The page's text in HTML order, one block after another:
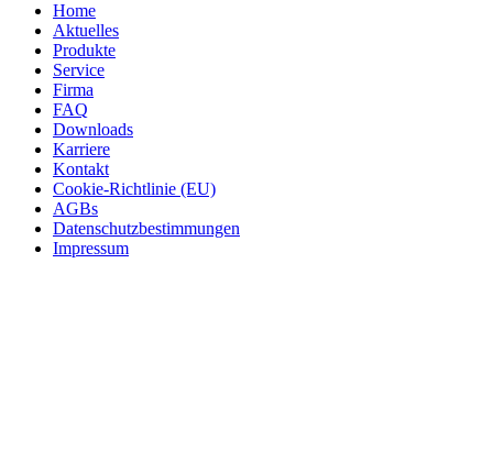
Home
Aktuelles
Produkte
Service
Firma
FAQ
Downloads
Karriere
Kontakt
Cookie-Richtlinie (EU)
AGBs
Datenschutzbestimmungen
Impressum